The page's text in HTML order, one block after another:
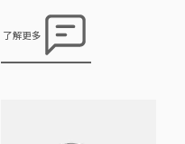
实际的解决方案。 罗律师积极贡献社
会，过去为不同区议员及慈善团体提
供社区义务法律咨询服务，亦为多间
了解更多